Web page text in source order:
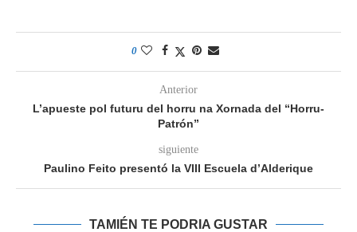
0
Anterior
L’apueste pol futuru del horru na Xornada del “Horru-
Patrón”
siguiente
Paulino Feito presentó la VIII Escuela d’Alderique
TAMIÉN TE PODRIA GUSTAR